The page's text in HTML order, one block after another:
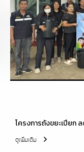
ดูเพิ่มเติม